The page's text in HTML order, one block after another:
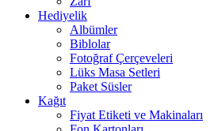
Hediyelik
Albümler
Biblolar
Fotoğraf Çerçeveleri
Lüks Masa Setleri
Paket Süsler
Kağıt
Fiyat Etiketi ve Makinaları